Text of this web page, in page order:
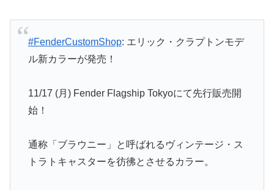
#FenderCustomShop: エリック・クラプトンモデ
ル新カラーが発売！
11/17 (月) Fender Flagship Tokyoにて先行販売開
始！
通称「ブラウニー」と呼ばれるヴィンテージ・ス
トラトキャスターを彷彿とさせるカラー。